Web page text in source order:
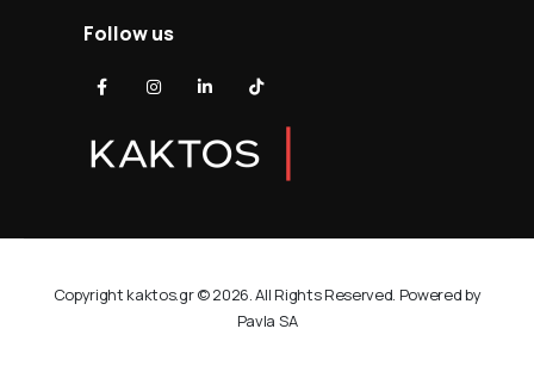
Follow us
Copyright kaktos.gr © 2026. All Rights Reserved. Powered by
Pavla SA